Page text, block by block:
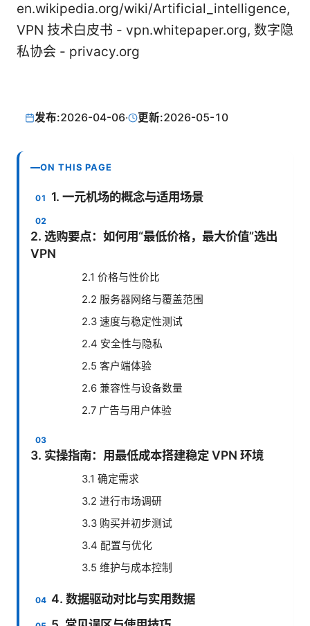
en.wikipedia.org/wiki/Artificial_intelligence,
VPN 技术白皮书 - vpn.whitepaper.org, 数字隐
私协会 - privacy.org
发布:2026-04-06· 更新:2026-05-10
ON THIS PAGE
1. 一元机场的概念与适用场景
2. 选购要点：如何用“最低价格，最大价值”选出
VPN
2.1 价格与性价比
2.2 服务器网络与覆盖范围
2.3 速度与稳定性测试
2.4 安全性与隐私
2.5 客户端体验
2.6 兼容性与设备数量
2.7 广告与用户体验
3. 实操指南：用最低成本搭建稳定 VPN 环境
3.1 确定需求
3.2 进行市场调研
3.3 购买并初步测试
3.4 配置与优化
3.5 维护与成本控制
4. 数据驱动对比与实用数据